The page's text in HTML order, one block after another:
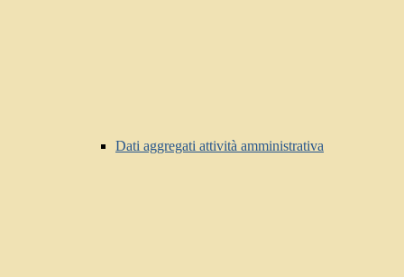
Dati aggregati attività amministrativa